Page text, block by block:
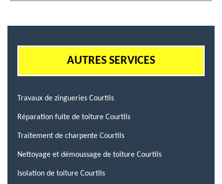
AUTRES SERVICES
Travaux de zingueries Courtils
Réparation fuite de toiture Courtils
Traitement de charpente Courtils
Nettoyage et démoussage de toiture Courtils
Isolation de toiture Courtils